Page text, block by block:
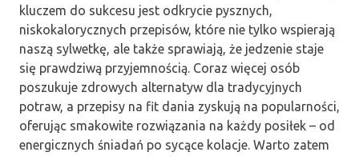
kluczem do sukcesu jest odkrycie pysznych,
niskokalorycznych przepisów, które nie tylko wspierają
naszą sylwetkę, ale także sprawiają, że jedzenie staje
się prawdziwą przyjemnością. Coraz więcej osób
poszukuje zdrowych alternatyw dla tradycyjnych
potraw, a przepisy na fit dania zyskują na popularności,
oferując smakowite rozwiązania na każdy posiłek – od
energicznych śniadań po sycące kolacje. Warto zatem